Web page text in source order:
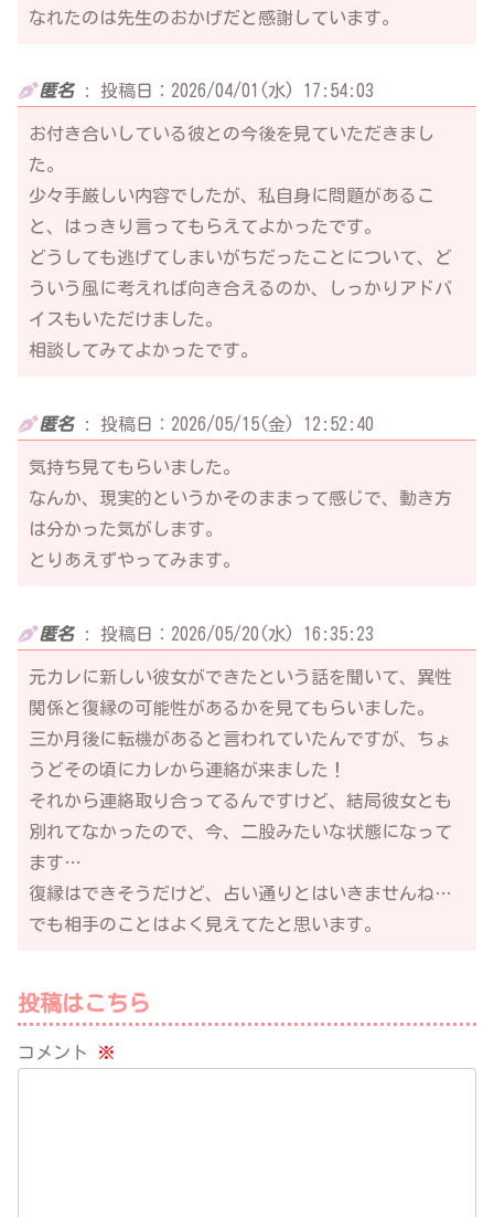
なれたのは先生のおかげだと感謝しています。
匿名: 投稿日：2026/04/01(水) 17:54:03
お付き合いしている彼との今後を見ていただきまし
た。
少々手厳しい内容でしたが、私自身に問題があるこ
と、はっきり言ってもらえてよかったです。
どうしても逃げてしまいがちだったことについて、ど
ういう風に考えれば向き合えるのか、しっかりアドバ
イスもいただけました。
相談してみてよかったです。
匿名: 投稿日：2026/05/15(金) 12:52:40
気持ち見てもらいました。
なんか、現実的というかそのままって感じで、動き方
は分かった気がします。
とりあえずやってみます。
匿名: 投稿日：2026/05/20(水) 16:35:23
元カレに新しい彼女ができたという話を聞いて、異性
関係と復縁の可能性があるかを見てもらいました。
三か月後に転機があると言われていたんですが、ちょ
うどその頃にカレから連絡が来ました！
それから連絡取り合ってるんですけど、結局彼女とも
別れてなかったので、今、二股みたいな状態になって
ます…
復縁はできそうだけど、占い通りとはいきませんね…
でも相手のことはよく見えてたと思います。
投稿はこちら
コメント ※